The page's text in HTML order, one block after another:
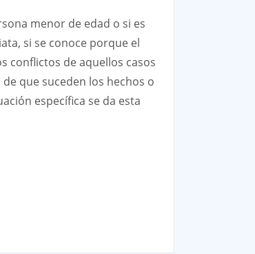
menor de edad o si es
si se conoce porque el
conflictos de aquellos casos
que suceden los hechos o
específica se da esta